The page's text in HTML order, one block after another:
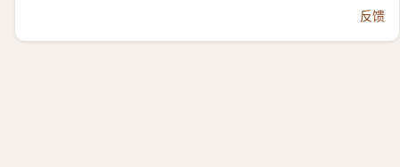
反馈